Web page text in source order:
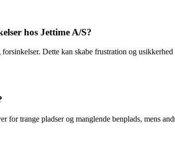
hos Jettime A/S?
Dette kan skabe frustration og
trange pladser og manglende benplads, mens